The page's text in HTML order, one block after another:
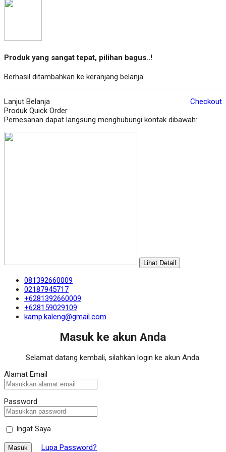
Produk yang sangat tepat, pilihan bagus..!
Berhasil ditambahkan ke keranjang belanja
Lanjut Belanja
Checkout
Produk Quick Order
Pemesanan dapat langsung menghubungi kontak dibawah:
Lihat Detail
081392660009
02187945717
+6281392660009
+628159029109
kamp.kaleng@gmail.com
Masuk ke akun Anda
Selamat datang kembali, silahkan login ke akun Anda.
Alamat Email
Password
Ingat Saya
Masuk Lupa Password?